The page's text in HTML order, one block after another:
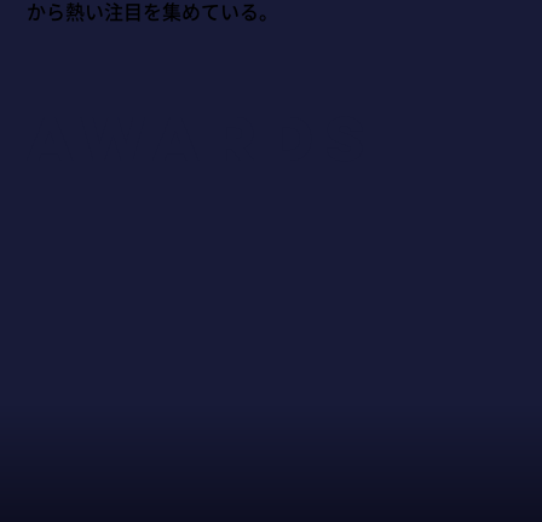
から熱い注目を集めている。